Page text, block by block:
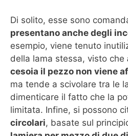
Di solito, esse sono
presentano anche degli
esempio, viene tenuto
della lama stessa, visto che
cesoia il pezzo non viene
ma tende a scivolare tra le
dimenticare il fatto che la
limitata. Infine, si possono
circolari, basate sul